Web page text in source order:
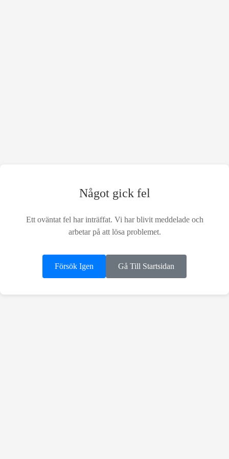
Något gick fel
Ett oväntat fel har inträffat. Vi har blivit meddelade och
arbetar på att lösa problemet.
Försök Igen Gå Till Startsidan